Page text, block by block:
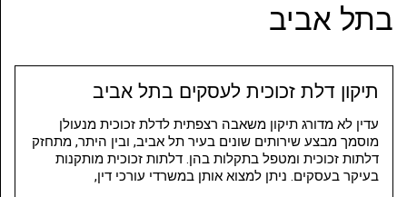
בתל אביב
תיקון דלת זכוכית לעסקים בתל אביב
עדין לא מדורג תיקון משאבה רצפתית לדלת זכוכית מנעולן
מוסמך מבצע שירותים שונים בעיר תל אביב, ובין היתר, מתחזק
דלתות זכוכית ומטפל בתקלות בהן. דלתות זכוכית מותקנות
בעיקר בעסקים. ניתן למצוא אותן במשרדי עורכי דין,